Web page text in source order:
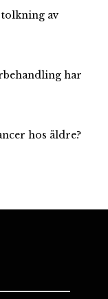
av
har
hos äldre?